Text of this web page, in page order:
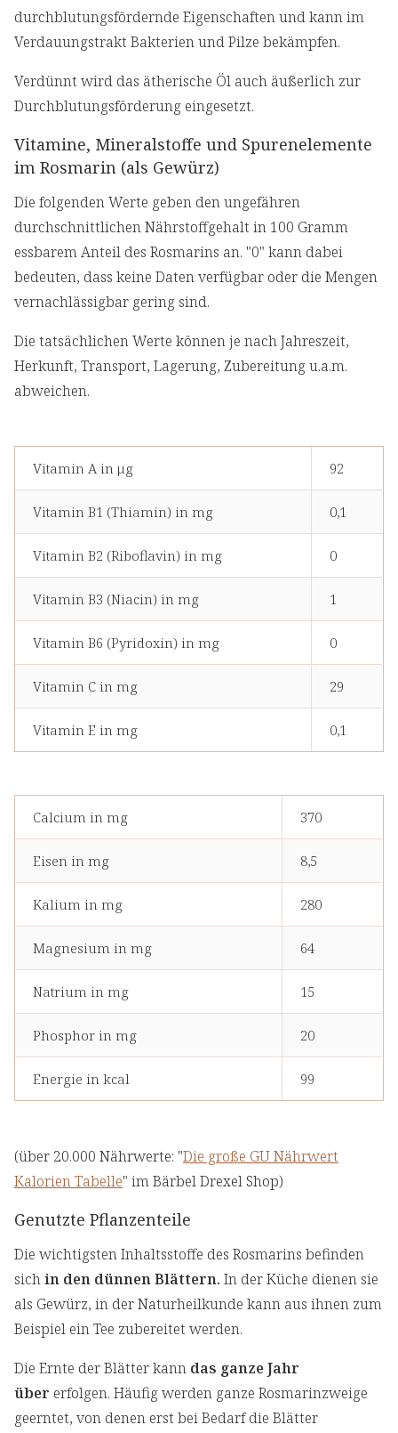
durchblutungsfördernde Eigenschaften und kann im
Verdauungstrakt Bakterien und Pilze bekämpfen.
Verdünnt wird das ätherische Öl auch äußerlich zur
Durchblutungsförderung eingesetzt.
Vitamine, Mineralstoffe und Spurenelemente
im Rosmarin (als Gewürz)
Die folgenden Werte geben den ungefähren
durchschnittlichen Nährstoffgehalt in 100 Gramm
essbarem Anteil des Rosmarins an. "0" kann dabei
bedeuten, dass keine Daten verfügbar oder die Mengen
vernachlässigbar gering sind.
Die tatsächlichen Werte können je nach Jahreszeit,
Herkunft, Transport, Lagerung, Zubereitung u.a.m.
abweichen.
Vitamin A in μg 92
Vitamin B1 (Thiamin) in mg 0,1
Vitamin B2 (Riboflavin) in mg 0
Vitamin B3 (Niacin) in mg 1
Vitamin B6 (Pyridoxin) in mg 0
Vitamin C in mg 29
Vitamin E in mg 0,1
Calcium in mg 370
Eisen in mg 8,5
Kalium in mg 280
Magnesium in mg 64
Natrium in mg 15
Phosphor in mg 20
Energie in kcal 99
(über 20.000 Nährwerte: "Die große GU Nährwert
Kalorien Tabelle" im Bärbel Drexel Shop)
Genutzte Pflanzenteile
Die wichtigsten Inhaltsstoffe des Rosmarins befinden
sichin den dünnen Blättern. In der Küche dienen sie
als Gewürz, in der Naturheilkunde kann aus ihnen zum
Beispiel ein Tee zubereitet werden.
Die Ernte der Blätter kann das ganze Jahr
über erfolgen. Häufig werden ganze Rosmarinzweige
geerntet, von denen erst bei Bedarf die Blätter